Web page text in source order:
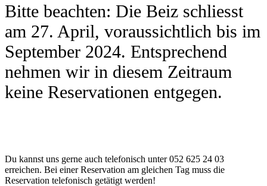
Bitte beachten: Die Beiz schliesst
am 27. April, voraussichtlich bis im
September 2024. Entsprechend
nehmen wir in diesem Zeitraum
keine Reservationen entgegen.
Du kannst uns gerne auch telefonisch unter 052 625 24 03
erreichen. Bei einer Reservation am gleichen Tag muss die
Reservation telefonisch getätigt werden!